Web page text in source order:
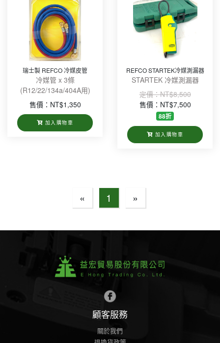
瑞士製 REFCO 冷媒皮管
冷媒管 x 3條
(R12/22/134a/404A用)
售價：NT$1,350
加入購物車
REFCO STARTEK冷媒測漏器
STARTEK 冷媒測漏器
定價：NT$8,500
售價：NT$7,500
88折
加入購物車
« 1 »
顧客服務
關於我們